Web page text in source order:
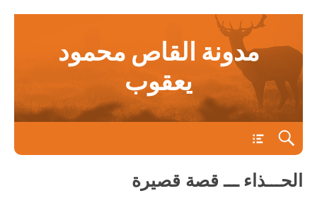
مدونة القاص محمود
يعقوب
main
الحـــذاء ـــ قصة قصيرة